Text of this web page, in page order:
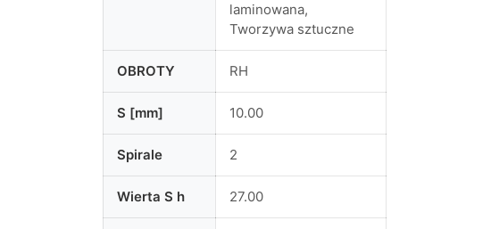
laminowana,
Tworzywa sztuczne
OBROTY RH
S [mm] 10.00
Spirale 2
Wierta S h 27.00